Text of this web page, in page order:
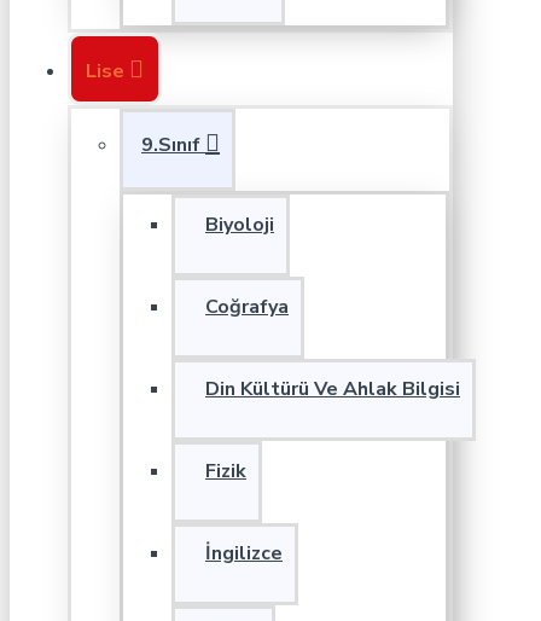
Lise
9.Sınıf
Biyoloji
Coğrafya
Din Kültürü Ve Ahlak Bilgisi
Fizik
İngilizce